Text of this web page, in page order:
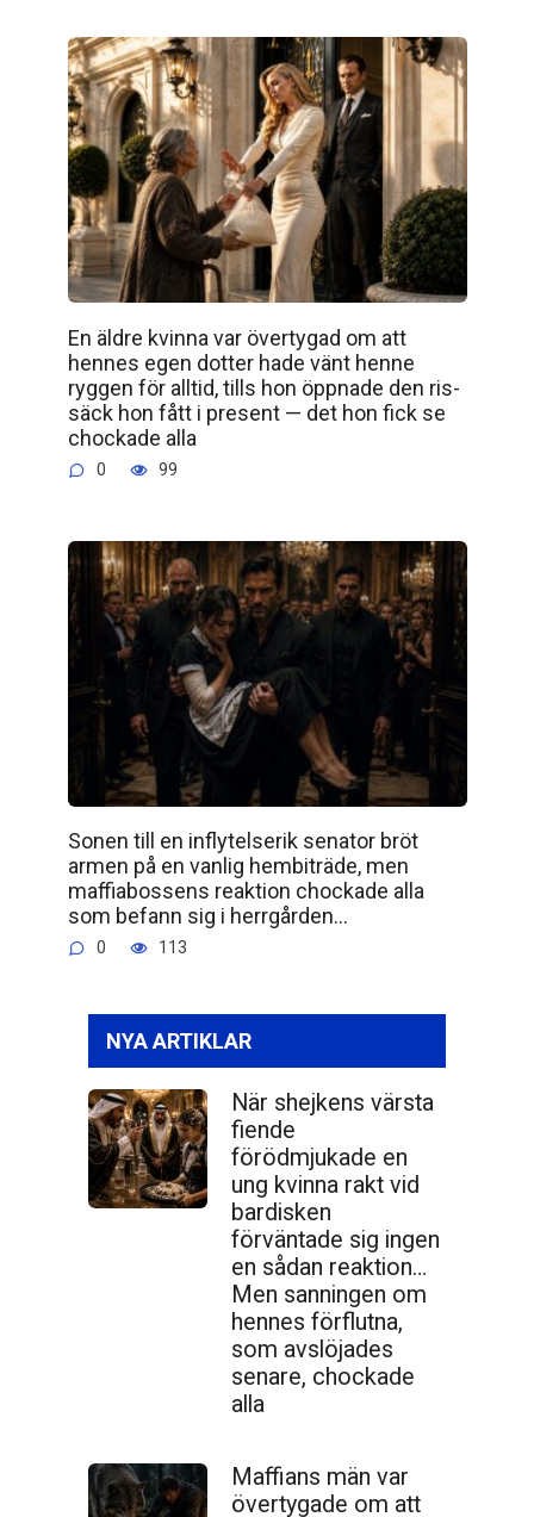
En äldre kvinna var övertygad om att
hennes egen dotter hade vänt henne
ryggen för alltid, tills hon öppnade den ris­
säck hon fått i present — det hon fick se
chockade alla
0 99
Sonen till en inflytelserik senator bröt
armen på en vanlig hembiträde, men
maffiabossens reaktion chockade alla
som befann sig i herrgården…
0 113
NYA ARTIKLAR
När shejkens värsta
fiende
förödmjukade en
ung kvinna rakt vid
bardisken
förväntade sig ingen
en sådan reaktion…
Men sanningen om
hennes förflutna,
som avslöjades
senare, chockade
alla
Maffians män var
övertygade om att